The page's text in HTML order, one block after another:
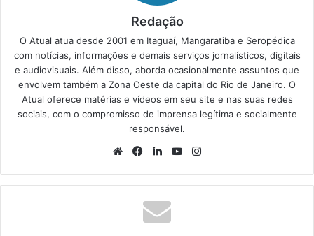
Redação
O Atual atua desde 2001 em Itaguaí, Mangaratiba e Seropédica
com notícias, informações e demais serviços jornalísticos, digitais
e audiovisuais. Além disso, aborda ocasionalmente assuntos que
envolvem também a Zona Oeste da capital do Rio de Janeiro. O
Atual oferece matérias e vídeos em seu site e nas suas redes
sociais, com o compromisso de imprensa legítima e socialmente
responsável.
We
te
Fa
bo
ok
Lin
din
Yo
ub
ra